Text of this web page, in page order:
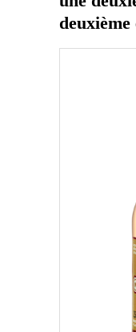
deuxième